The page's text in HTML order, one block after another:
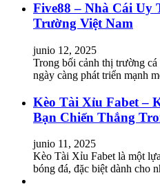
Five88 – Nhà Cái
Trường Việt Nam
junio 12, 2025
Trong bối cảnh thị trường
ngày càng phát triển mạnh
Kèo Tài Xỉu Fabet –
Bạn Chiến Thắng
junio 11, 2025
Kèo Tài Xỉu Fabet là một
bóng đá, đặc biệt dành cho